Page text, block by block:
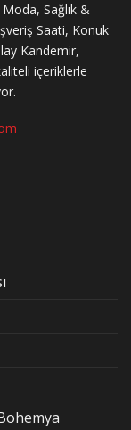
Sağlık &
Saati, Konuk
Kandemir,
içeriklerle